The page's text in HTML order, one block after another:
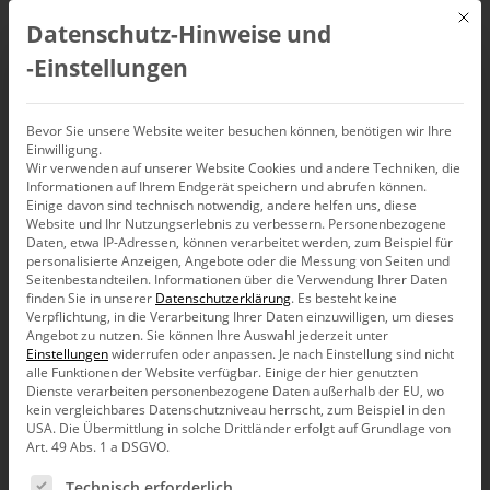
SSIS 2012 erste
Schritte
Dieser Inhalt ist passwortgeschützt. Um ihn
anzuzeigen, gib bitte dein Passwort unten ein:
Passwort:
Mit
Datenschutz-Hinweise und
‑Einstellungen
Bevor Sie unsere Website weiter besuchen können, benötigen wir Ihre
Einwilligung.
Wir verwenden auf unserer Website Cookies und andere Techniken, die
Informationen auf Ihrem Endgerät speichern und abrufen können.
Einige davon sind technisch notwendig, andere helfen uns, diese
Website und Ihr Nutzungserlebnis zu verbessern. Personenbezogene
Daten, etwa IP-Adressen, können verarbeitet werden, zum Beispiel für
personalisierte Anzeigen, Angebote oder die Messung von Seiten und
Seitenbestandteilen. Informationen über die Verwendung Ihrer Daten
finden Sie in unserer Datenschutzerklärung. Es besteht keine
Verpflichtung, in die Verarbeitung Ihrer Daten einzuwilligen, um dieses
Angebot zu nutzen.Sie können Ihre Auswahl jederzeit unter
Einstellungenwiderrufen oder anpassen. Je nach Einstellung sind nicht
alle Funktionen der Website verfügbar. Einige der hier genutzten
Dienste verarbeiten personenbezogene Daten außerhalb der EU, wo
kein vergleichbares Datenschutzniveau herrscht, zum Beispiel in den
USA. Die Übermittlung in solche Drittländer erfolgt auf Grundlage von
Art. 49 Abs. 1 a DSGVO.
Es folgt eine Liste der Service-Gruppen, für die eine